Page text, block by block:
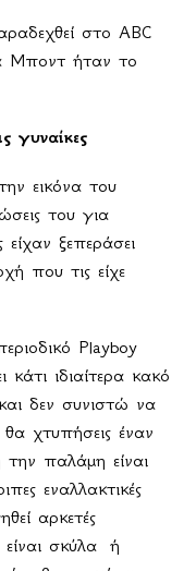
στο ABC
Μποντ ήταν το
γυναίκες
εικόνα του
του για
είχαν ξεπεράσει
που τις είχε
Playboy
κάτι ιδιαίτερα κακό
δεν συνιστώ να
χτυπήσεις έναν
παλάμη είναι
εναλλακτικές
αρκετές
σκύλα ή